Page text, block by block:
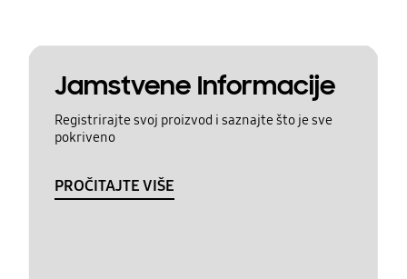
Jamstvene Informacije
Registrirajte svoj proizvod i saznajte što je sve
pokriveno
PROČITAJTE VIŠE